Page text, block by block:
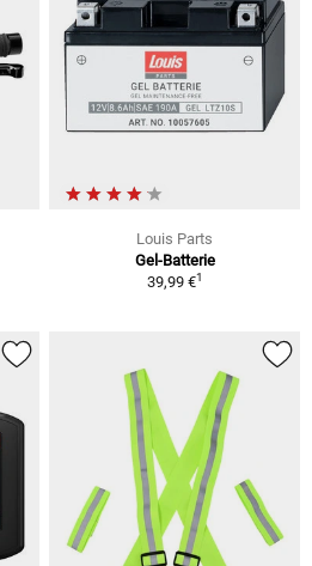
Louis Parts
Gel-Batterie
39,99 €1